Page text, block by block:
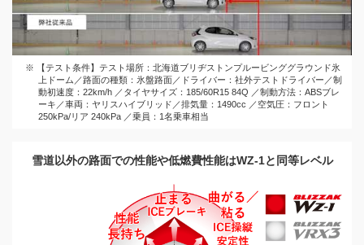
※ 【テスト条件】テスト場所：北海道ブリヂストンプルービンググラウンド氷
上ドーム／路面の種類：氷盤路面／ドライバー：社外テストドライバー／制
動初速度：22km/h ／タイヤサイズ：185/60R15 84Q ／制動方法：ABSブレ
ーキ／車両：ヤリスハイブリッド／排気量：1490cc ／空気圧：フロント
250kPa/リア 240kPa ／乗員：1名乗車相当
雪道以外の路面での性能や低燃費性能はWZ-1と同等レベル